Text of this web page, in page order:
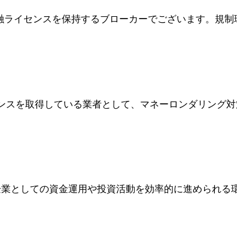
イセンスを保持するブローカーでございます。規
を取得している業者として、マネーロンダリング
しての資金運用や投資活動を効率的に進められる